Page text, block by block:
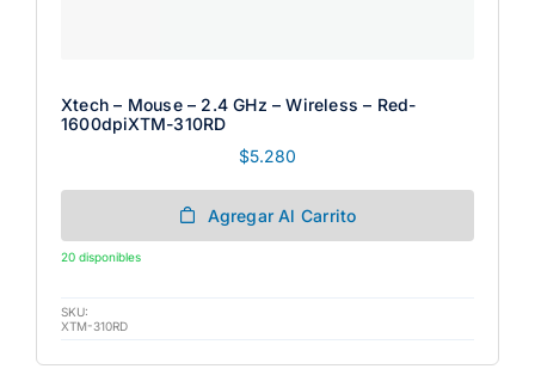
Xtech – Mouse – 2.4 GHz – Wireless – Red-
1600dpiXTM-310RD
$5.280
Agregar Al Carrito
20 disponibles
SKU:
XTM-310RD